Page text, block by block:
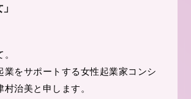
業をサポートする女性起業家コンシ
村治美と申します。